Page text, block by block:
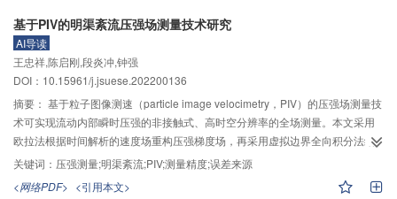
轻微的顺时针转动，CSG坝坝体有轻微的逆时针转动；3）CSG坝与重力坝所
在复杂地基的断层均发生了不同程度的滑移，其中断层10f2、f115发生了较大
的相对变位；4）重力坝整体向下游变位较CSG坝明显，挤压破坏情况较为严
重；5）模型试验中得到CSG坝安全度为6.4，重力坝安全度为3.0，运用刚体极
限平衡分析得到CSG坝安全度为5.9，重力坝安全度为2.5。模型试验结果与理
论分析结果相互验证，因此，从两者数据结果可得出CSG坝的极限承载能力较
重力坝强，超载系数大，安全度较重力坝高，说明CSG坝是一种高安全性的坝
型。
基于PIV的明渠紊流压强场测量技术研究
AI导读
王忠祥,陈启刚,段炎冲,钟强
DOI：10.15961/j.jsuese.202200136
摘要： 基于粒子图像测速（particle image velocimetry，PIV）的压强场测量技
术可实现流动内部瞬时压强的非接触式、高时空分辨率的全场测量。本文采用
欧拉法根据时间解析的速度场重构压强梯度场，再采用虚拟边界全向积分法结
合边界条件得到压强场，实现了基于PIV的明渠紊流压强场测量技术。为了使用
基于PIV的压强场测量技术准确测量明渠紊流压强场，利用时间解析的明渠紊流
关键词： 压强测量;明渠紊流;PIV;测量精度;误差来源
<网络PDF> <引用本文>